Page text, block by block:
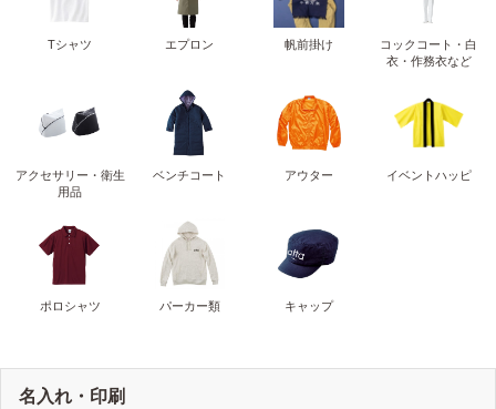
Tシャツ エプロン 帆前掛け
コックコート・白
衣・作務衣など
アクセサリー・衛生
用品
ベンチコート アウター イベントハッピ
ポロシャツ パーカー類 キャップ
名入れ・印刷